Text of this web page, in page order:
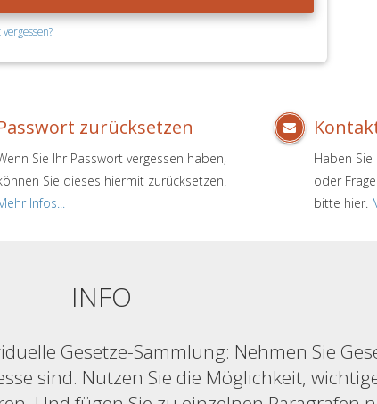
zurücksetzen
Sie Ihr Passwort vergessen haben,
Sie dieses hiermit zurücksetzen.
Infos...
Haben
oder
bitte hier.
INFO
Gesetze-Sammlung: Nehmen Sie
sind. Nutzen Sie die Möglichkeit,